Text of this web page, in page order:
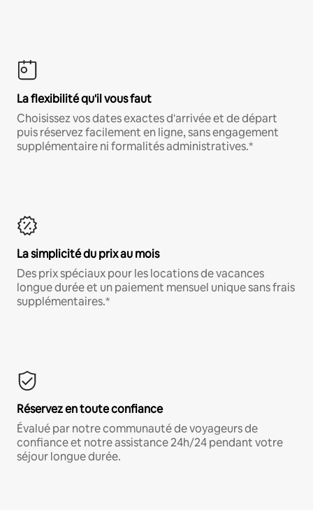
La flexibilité qu'il vous faut
Choisissez vos dates exactes d'arrivée et de départ
puis réservez facilement en ligne, sans engagement
supplémentaire ni formalités administratives.*
La simplicité du prix au mois
Des prix spéciaux pour les locations de vacances
longue durée et un paiement mensuel unique sans frais
supplémentaires.*
Réservez en toute confiance
Évalué par notre communauté de voyageurs de
confiance et notre assistance 24h/24 pendant votre
séjour longue durée.